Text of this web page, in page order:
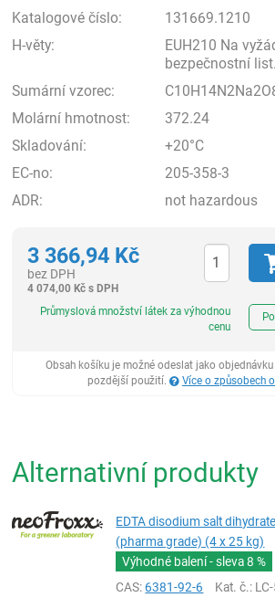
Katalogové číslo:
131669.1210
H-věty:
EUH210 Na
bezpečnostní list.
Sumární vzorec:
Molární hmotnost:
372.24
Skladování:
+20°C
EC-no:
205-358-3
ADR:
not hazardous
3 366,94 Kč
bez DPH
4 074,00Kč s DPH
Průmyslová množství látek za výhodnou
cenu
Obsah košíku je možné odeslat jako
pozdější použití.
Více o způsobech
Alternativní produkty
EDTA disodium salt
(pharma grade) (4 x 25 kg)
Výhodné balení - sleva8 %
CAS:6381-92-6 Kat. č.: